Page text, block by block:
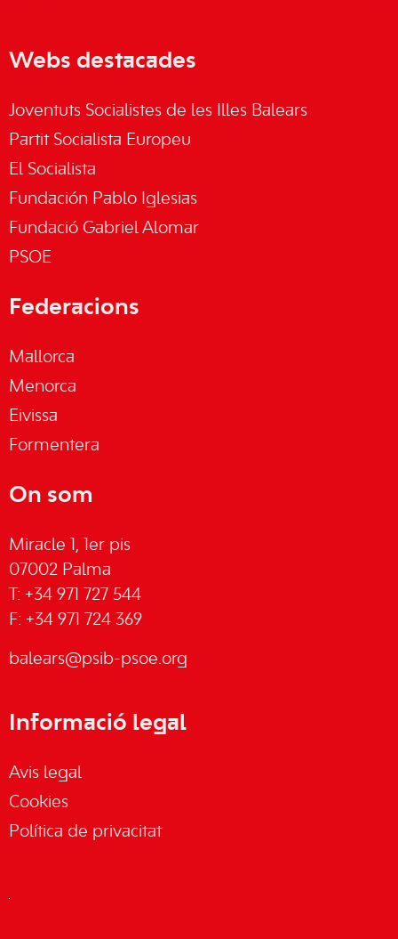
Webs destacades
Joventuts Socialistes de les Illes Balears
Partit Socialista Europeu
El Socialista
Fundación Pablo Iglesias
Fundació Gabriel Alomar
PSOE
Federacions
Mallorca
Menorca
Eivissa
Formentera
On som
Miracle 1, 1er pis
07002 Palma
T: +34 971 727 544
F: +34 971 724 369
balears@psib-psoe.org
Informació legal
Avis legal
Cookies
Política de privacitat